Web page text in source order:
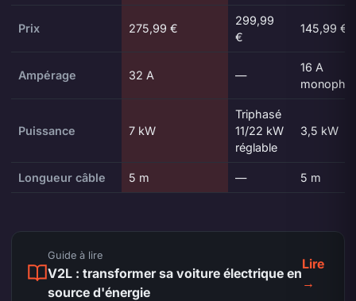
Prix 275,99 €
299,99
€
145,99 €
Ampérage 32 A —
16 A
Puissance 7 kW
Triphasé
11/22 kW
réglable
3,5 kW
Longueur câble 5 m — 5 m
Guide à lire
V2L : transformer sa voiture électrique en
source d'énergie
Lire
→